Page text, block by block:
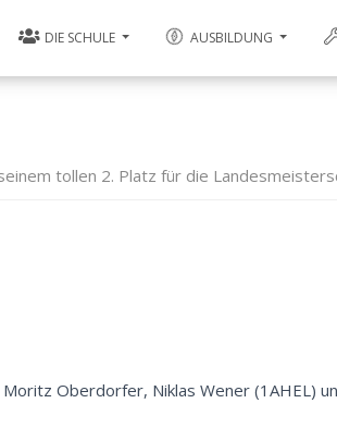
DIE SCHULE AUSBILDUNG
tollen 2. Platz für die
Oberdorfer, Niklas Wener (1AHEL)